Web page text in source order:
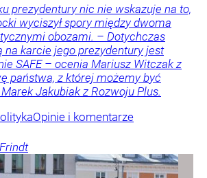
prezydentury nic nie wskazuje na to,
wyciszył spory między dwoma
obozami. – Dotychczas
na karcie jego prezydentury jest
SAFE – ocenia Mariusz Witczak z
państwa, z której możemy być
Jakubiak z Rozwoju Plus.
Opinie i komentarze
Frindt